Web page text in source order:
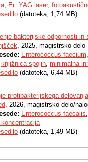
, Er: YAG laser,
(datoteka, 1,74 MB)
bakterijske odpornosti
, 2025, magistrsko delo
Enterococcus faecium
knjižnica spojin, minimalna
(datoteka, 6,44 MB)
protibakterijskega
, 2026, magistrsko delo/
Enterococcus faecalis
(datoteka, 1,49 MB)